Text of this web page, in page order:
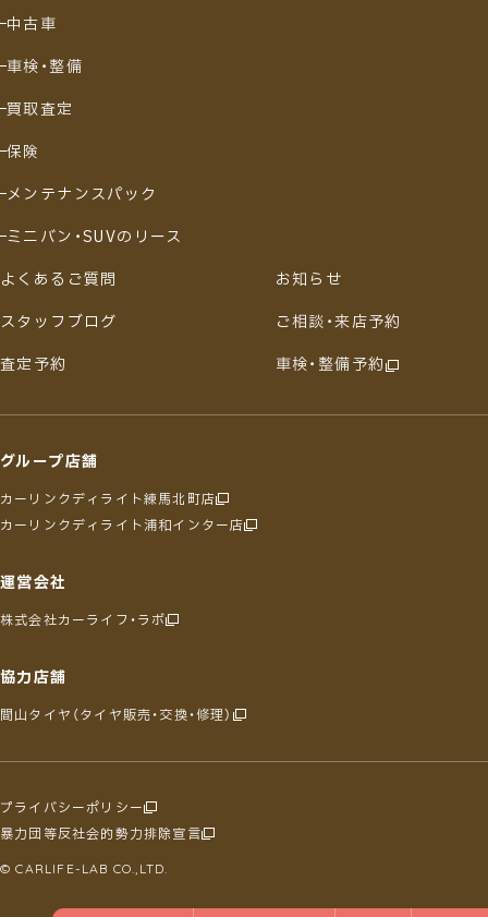
中古車
車検・整備
買取査定
保険
メンテナンスパック
ミニバン・SUVのリース
よくあるご質問
お知らせ
スタッフブログ
ご相談・来店予約
査定予約
車検・整備予約
グループ店舗
カーリンクディライト練馬北町店
カーリンクディライト浦和インター店
運営会社
株式会社カーライフ・ラボ
協力店舗
間山タイヤ（タイヤ販売・交換・修理）
プライバシーポリシー
暴力団等反社会的勢力排除宣言
© CARLIFE-LAB CO.,LTD.